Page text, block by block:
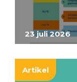
23 juli 2026
Artikel